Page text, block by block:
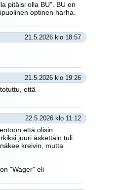
pitäisi olla BU". BU on
optinen harha.
21.5.2026 klo 18:57
21.5.2026 klo 19:26
että
22.5.2026 klo 11:12
että olisin
juuri äskettäin tuli
kreivin, mutta
"Wager" eli